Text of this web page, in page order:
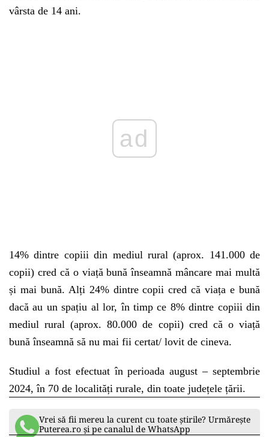
vârsta de 14 ani.
ad
14% dintre copiii din mediul rural (aprox. 141.000 de
copii) cred că o viață bună înseamnă mâncare mai multă
și mai bună. Alți 24% dintre copii cred că viața e bună
dacă au un spațiu al lor, în timp ce 8% dintre copiii din
mediul rural (aprox. 80.000 de copii) cred că o viață
bună înseamnă să nu mai fii certat/ lovit de cineva.
Studiul a fost efectuat în perioada august – septembrie
2024, în 70 de localități rurale, din toate județele țării.
Vrei să fii mereu la curent cu toate știrile? Urmărește
Puterea.ro și pe canalul de WhatsApp